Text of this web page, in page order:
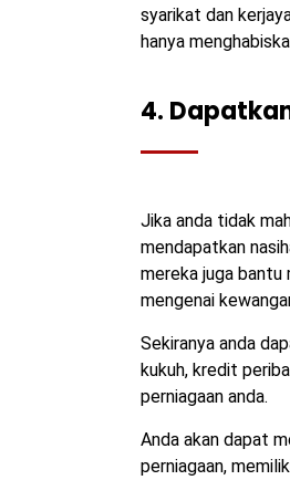
syarikat dan
hanya
4.
Jika anda tidak
mendapatkan
mereka juga
mengenai
Sekiranya anda
kukuh, kredit
perniagaan anda.
Anda akan dapat
perniagaan,